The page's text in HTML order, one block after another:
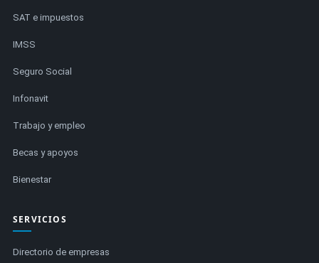
SAT e impuestos
IMSS
Seguro Social
Infonavit
Trabajo y empleo
Becas y apoyos
Bienestar
SERVICIOS
Directorio de empresas